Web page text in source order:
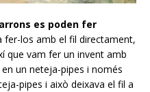
es poden fer
fer-los amb el fil directament,
que vam fer un invent amb
un neteja-pipes i només
pipes i això deixava el fil a